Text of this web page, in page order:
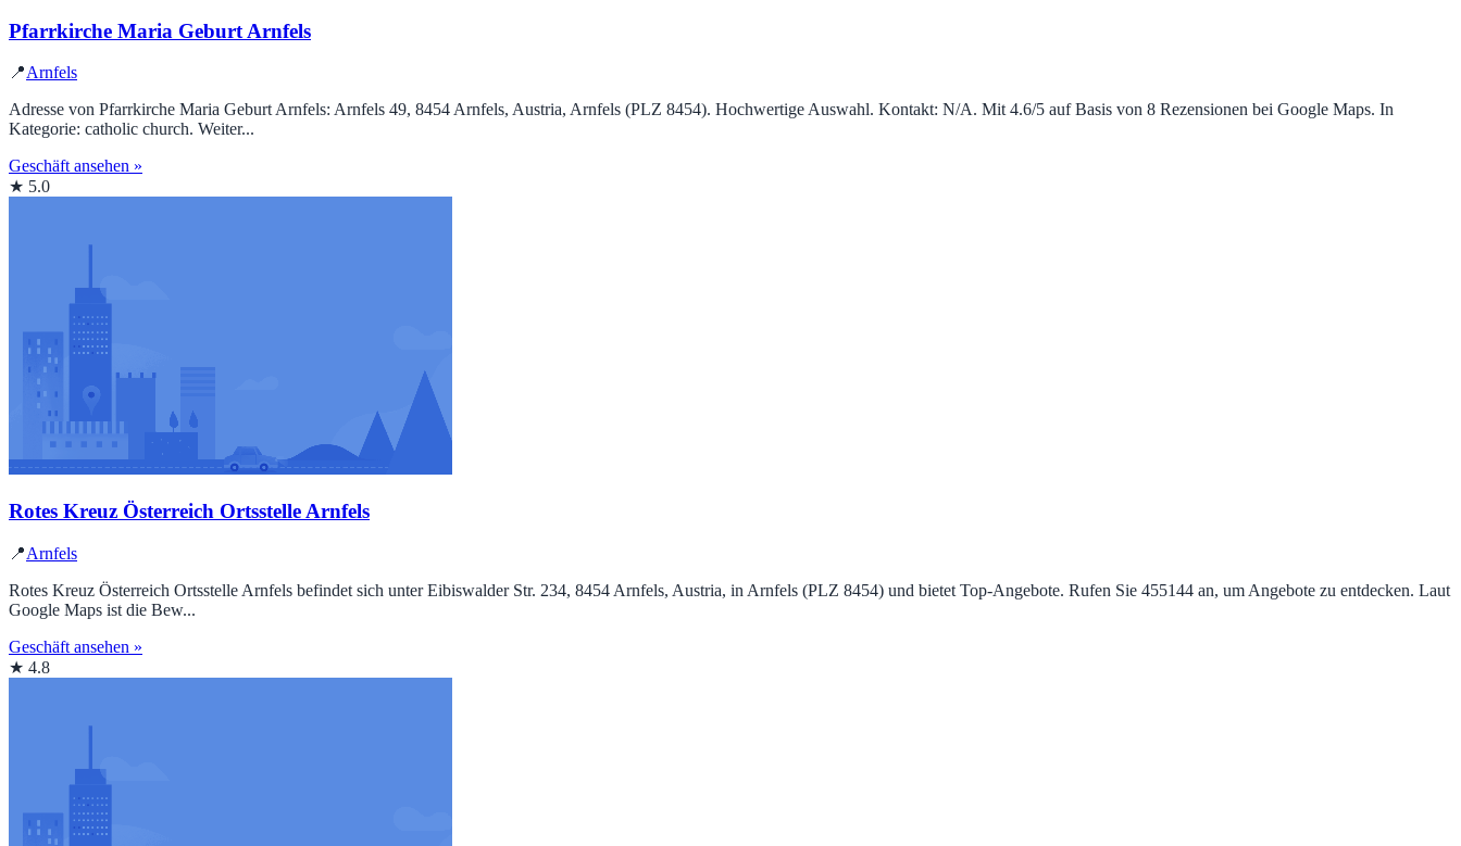
Pfarrkirche Maria Geburt Arnfels
📍Arnfels
Adresse von Pfarrkirche Maria Geburt Arnfels: Arnfels 49, 8454 Arnfels, Austria, Arnfels (PLZ 8454). Hochwertige Auswahl. Kontakt: N/A. Mit 4.6/5 auf Basis von 8 Rezensionen bei Google Maps. In
Kategorie: catholic church. Weiter...
Geschäft ansehen »
★ 5.0
Rotes Kreuz Österreich Ortsstelle Arnfels
📍Arnfels
Rotes Kreuz Österreich Ortsstelle Arnfels befindet sich unter Eibiswalder Str. 234, 8454 Arnfels, Austria, in Arnfels (PLZ 8454) und bietet Top‑Angebote. Rufen Sie 455144 an, um Angebote zu entdecken. Laut
Google Maps ist die Bew...
Geschäft ansehen »
★ 4.8